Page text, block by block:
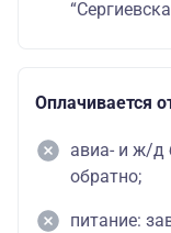
Оплачивается
авиа- и ж/д
обратно;
питание: